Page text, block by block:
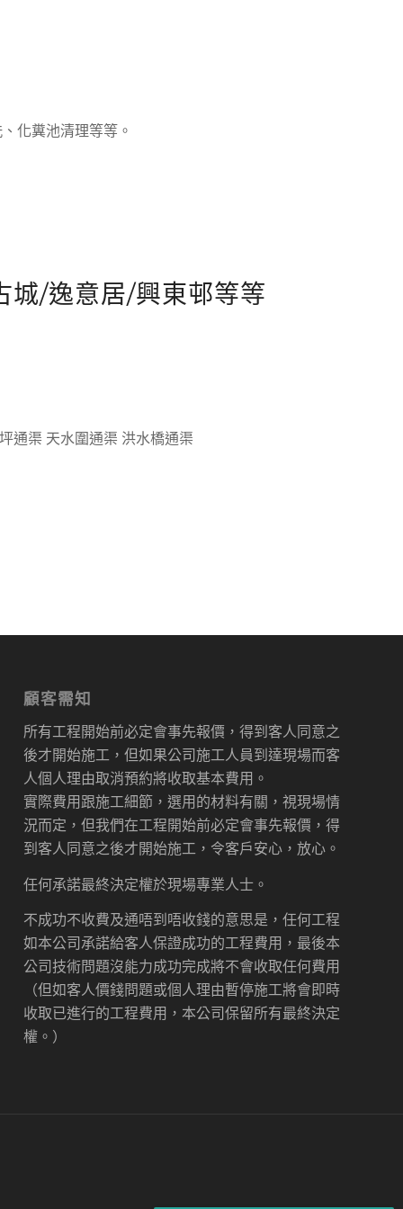
化糞池清理等等。
城/逸意居/興東邨等等
通渠 天水圍通渠 洪水橋通渠
顧客需知
所有工程開始前必定會事先報價，得到客人同意之
後才開始施工，但如果公司施工人員到達現場而客
人個人理由取消預約將收取基本費用。
實際費用跟施工細節，選用的材料有關，視現場情
況而定，但我們在工程開始前必定會事先報價，得
到客人同意之後才開始施工，令客戶安心，放心。
任何承諾最終決定權於現場專業人士。
不成功不收費及通唔到唔收錢的意思是，任何工程
如本公司承諾給客人保證成功的工程費用，最後本
公司技術問題沒能力成功完成將不會收取任何費用
（但如客人價錢問題或個人理由暫停施工將會即時
收取已進行的工程費用，本公司保留所有最終決定
權。）